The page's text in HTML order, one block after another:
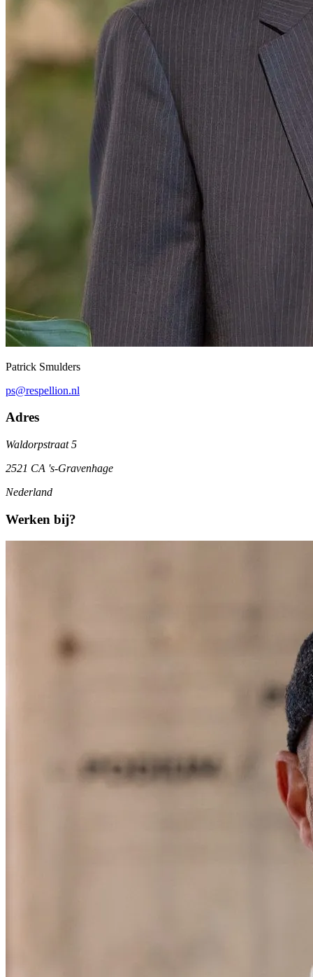
Patrick Smulders
ps@respellion.nl
Adres
Waldorpstraat 5
2521 CA 's-Gravenhage
Nederland
Werken bij?